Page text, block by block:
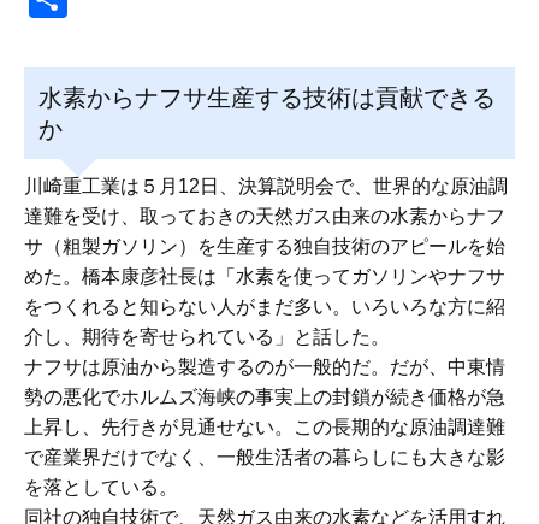
水素からナフサ生産する技術は貢献できる
か
川崎重工業は５月12日、決算説明会で、世界的な原油調
達難を受け、取っておきの天然ガス由来の水素からナフ
サ（粗製ガソリン）を生産する独自技術のアピールを始
めた。橋本康彦社長は「水素を使ってガソリンやナフサ
をつくれると知らない人がまだ多い。いろいろな方に紹
介し、期待を寄せられている」と話した。
ナフサは原油から製造するのが一般的だ。だが、中東情
勢の悪化でホルムズ海峡の事実上の封鎖が続き価格が急
上昇し、先行きが見通せない。この長期的な原油調達難
で産業界だけでなく、一般生活者の暮らしにも大きな影
を落としている。
同社の独自技術で、天然ガス由来の水素などを活用すれ